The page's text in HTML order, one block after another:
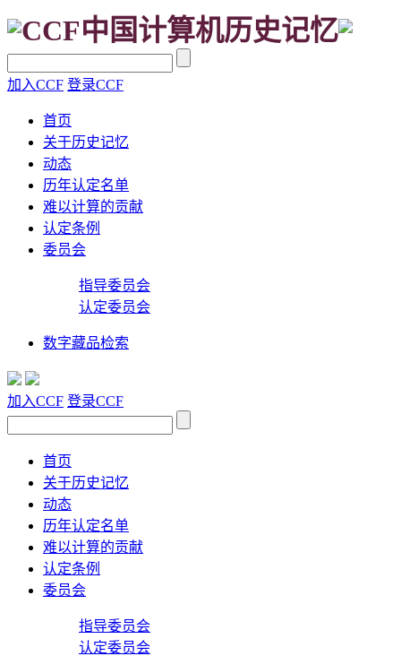
CCF中国计算机历史记忆
加入CCF 登录CCF
首页
关于历史记忆
动态
历年认定名单
难以计算的贡献
认定条例
委员会
指导委员会
认定委员会
数字藏品检索
加入CCF 登录CCF
首页
关于历史记忆
动态
历年认定名单
难以计算的贡献
认定条例
委员会
指导委员会
认定委员会